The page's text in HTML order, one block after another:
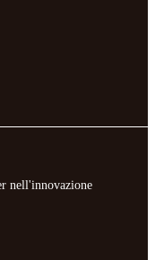
nell'innovazione